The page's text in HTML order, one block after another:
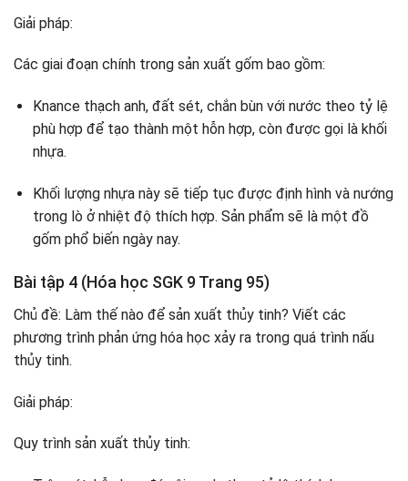
Giải pháp:
Các giai đoạn chính trong sản xuất gốm bao gồm:
Knance thạch anh, đất sét, chắn bùn với nước theo tỷ lệ
phù hợp để tạo thành một hỗn hợp, còn được gọi là khối
nhựa.
Khối lượng nhựa này sẽ tiếp tục được định hình và nướng
trong lò ở nhiệt độ thích hợp. Sản phẩm sẽ là một đồ
gốm phổ biến ngày nay.
Bài tập 4 (Hóa học SGK 9 Trang 95)
Chủ đề: Làm thế nào để sản xuất thủy tinh? Viết các
phương trình phản ứng hóa học xảy ra trong quá trình nấu
thủy tinh.
Giải pháp:
Quy trình sản xuất thủy tinh: